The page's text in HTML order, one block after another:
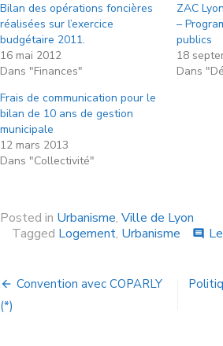
Bilan des opérations foncières
réalisées sur l’exercice
budgétaire 2011.
16 mai 2012
Dans "Finances"
ZAC
–
publics
18
Dans
Frais de communication pour le
bilan de 10 ans de gestion
municipale
12 mars 2013
Dans "Collectivité"
Posted in Urbanisme, Ville de Lyon
Tagged Logement, Urbanisme comment
Convention avec COPARLY
(*)